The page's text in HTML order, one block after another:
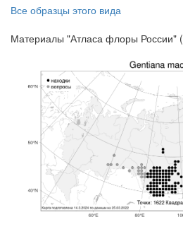
Все образцы этого вида
Материалы "Атласа флоры России" (